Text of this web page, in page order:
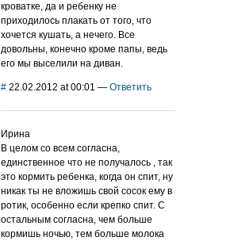
кроватке, да и ребенку не
приходилось плакать от того, что
хочется кушать, а нечего. Все
довольны, конечно кроме папы, ведь
его мы выселили на диван.
# 22.02.2012 at 00:01 — Ответить
Ирина
В целом со всем согласна,
единственное что не получалось , так
это кормить ребенка, когда он спит, ну
никак ты не вложишь свой сосок ему в
ротик, особенно если крепко спит. С
остальным согласна, чем больше
кормишь ночью, тем больше молока